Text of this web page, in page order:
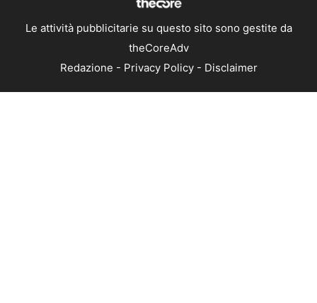
Le attività pubblicitarie su questo sito sono gestite da
theCoreAdv
Redazione - Privacy Policy- Disclaimer